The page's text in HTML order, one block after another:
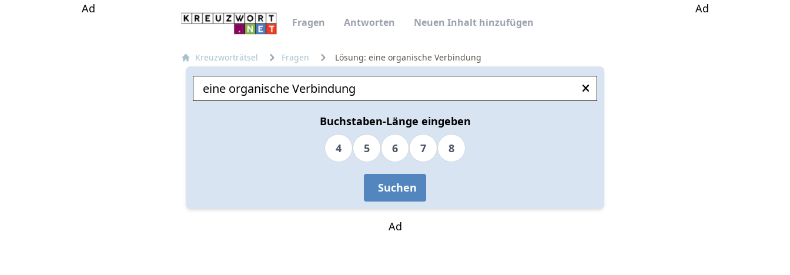
Fragen Antworten Neuen Inhalt hinzufügen
Ad Ad
Kreuzworträtsel Fragen Lösung: eine organische Verbindung
Buchstaben-Länge eingeben
4
5 6 7 8
Suchen
Ad